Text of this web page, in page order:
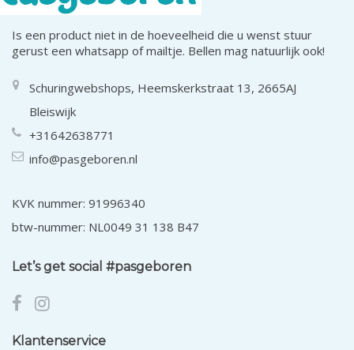
Is een product niet in de hoeveelheid die u wenst stuur
gerust een whatsapp of mailtje. Bellen mag natuurlijk ook!
Schuringwebshops, Heemskerkstraat 13, 2665AJ
Bleiswijk
+31642638771
info@pasgeboren.nl
KVK nummer: 91996340
btw-nummer: NL0049 31 138 B47
Let’s get social #pasgeboren
Klantenservice